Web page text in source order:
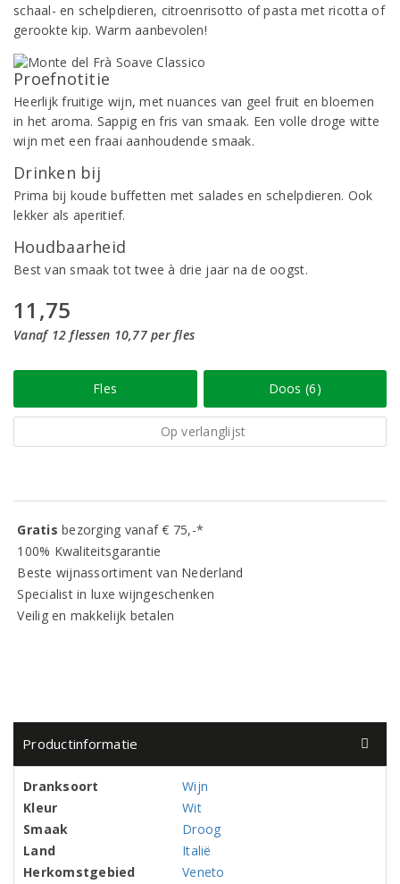
schaal- en schelpdieren, citroenrisotto of pasta met ricotta of
gerookte kip. Warm aanbevolen!
Proefnotitie
Heerlijk fruitige wijn, met nuances van geel fruit en bloemen
in het aroma. Sappig en fris van smaak. Een volle droge witte
wijn met een fraai aanhoudende smaak.
Drinken bij
Prima bij koude buffetten met salades en schelpdieren. Ook
lekker als aperitief.
Houdbaarheid
Best van smaak tot twee à drie jaar na de oogst.
11,75
Vanaf 12 flessen 10,77 per fles
Fles Doos (6)
Op verlanglijst
Gratisbezorging vanaf € 75,-*
100% Kwaliteitsgarantie
Beste wijnassortiment van Nederland
Specialist in luxe wijngeschenken
Veilig en makkelijk betalen
Productinformatie
Dranksoort
Wijn
Kleur
Wit
Smaak
Droog
Land
Italië
Herkomstgebied
Veneto